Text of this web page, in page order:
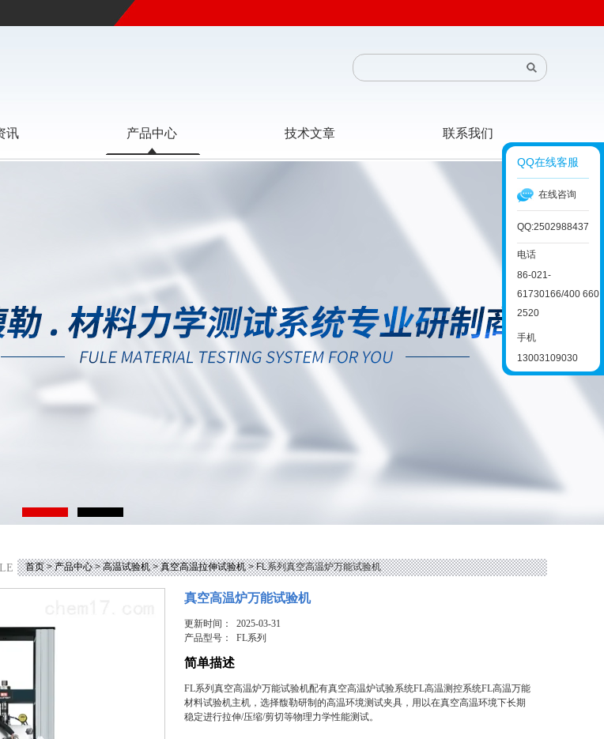
讯 产品中心 技术文章 联系我们
首页>产品中心>高温试验机>真空高温拉伸试验机> FL系列真空高温炉万能试验机
真空高温炉万能试验机
更新时间： 2025-03-31
产品型号：FL系列
简单描述
FL系列真空高温炉万能试验机配有真空高温炉试验系统FL高温测控系统FL高温万能
材料试验机主机，选择馥勒研制的高温环境测试夹具，用以在真空高温环境下长期
稳定进行拉伸/压缩/剪切等物理力学性能测试。
QQ在线客服
在线咨询
QQ:2502988437
电话
86-021-
61730166/400 660
2520
手机
13003109030